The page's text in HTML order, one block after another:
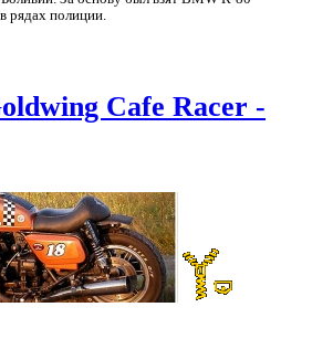
рядах полиции.
Cafe Racer -